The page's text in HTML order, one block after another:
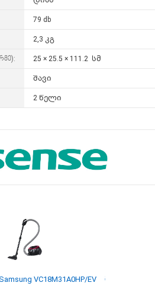
79 db
2,3 კგ
25 × 25.5 × 111.2 სმ
შავი
2 წელი
VC18M31A0HP/EV